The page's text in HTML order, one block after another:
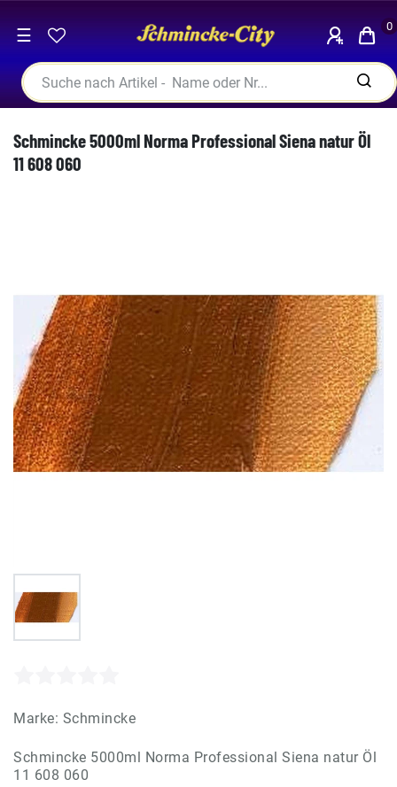
☰ 0
Schmincke 5000ml Norma Professional Siena natur Öl
11 608 060
Marke: Schmincke
Schmincke 5000ml Norma Professional Siena natur Öl
11 608 060